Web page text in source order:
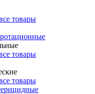
товары
товары
товары